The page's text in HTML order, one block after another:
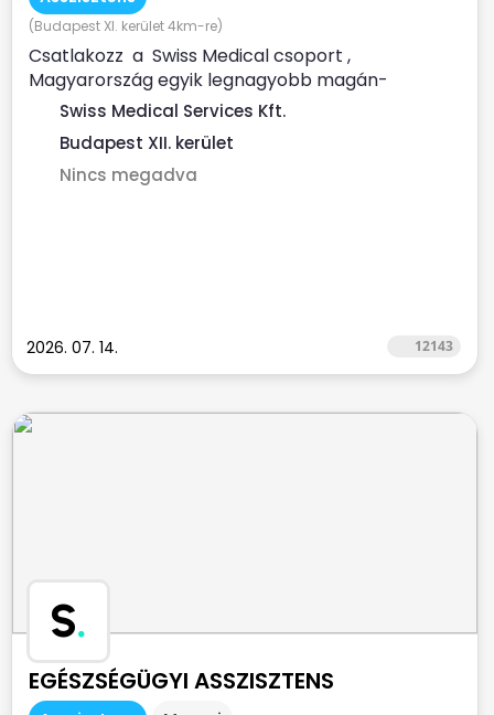
(Budapest XI. kerület 4km-re)
Csatlakozz a Swiss Medical csoport ,
Magyarország egyik legnagyobb magán-
egészségügyi szolgáltatója...
Swiss Medical Services Kft.
Budapest XII. kerület
Nincs megadva
2026. 07. 14. 12143
S.
EGÉSZSÉGÜGYI ASSZISZTENS